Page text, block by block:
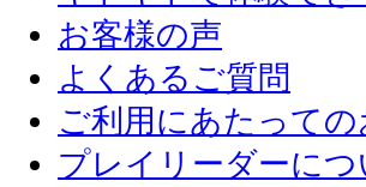
お客様の声
よくあるご質問
ご利用にあたっての
プレイリーダーにつ